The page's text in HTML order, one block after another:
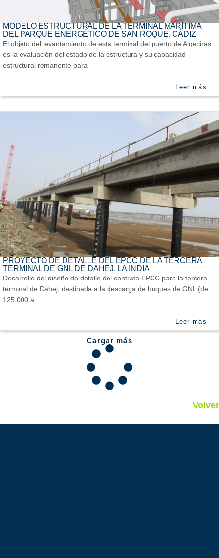
MODELO ESTRUCTURAL DE LA TERMINAL MARÍTIMA
DEL PARQUE ENERGÉTICO DE SAN ROQUE, CÁDIZ
El objeto del levantamiento de esta terminal del puerto de Algeciras
es la evaluación del estado de la estructura y su capacidad
estructural remanente para
Leer más
PROYECTO DE DETALLE DEL EPCC DE LA TERCERA
TERMINAL DE GNL DE DAHEJ, LA INDIA
Desarrollo del diseño de detalle del contrato EPCC para la tercera
terminal de Dahej, destinada a la descarga de buques de GNL (de
125.000 a
Leer más
Cargar más
Volver